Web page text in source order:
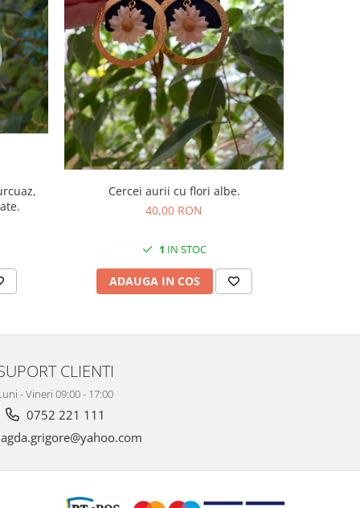
Cercei aurii cu flori albe.
40,00 RON
1 IN STOC
ADAUGA IN COS
CLIENTI
- Vineri 09:00 - 17:00
0752 221 111